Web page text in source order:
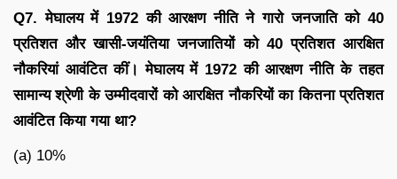
Q7. मेघालय में 1972 की आरक्षण नीति ने गारो जनजाति को 40
प्रतिशत और खासी-जयंतिया जनजातियों को 40 प्रतिशत आरक्षित
नौकरियां आवंटित कीं। मेघालय में 1972 की आरक्षण नीति के तहत
सामान्य श्रेणी के उम्मीदवारों को आरक्षित नौकरियों का कितना प्रतिशत
आवंटित किया गया था?
(a) 10%